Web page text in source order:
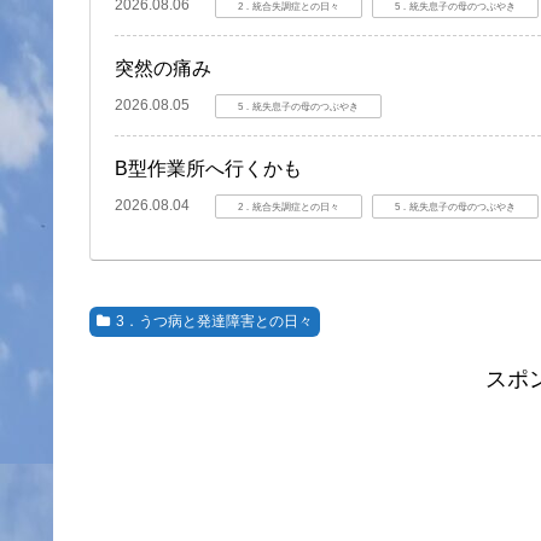
2026.08.06 2．統合失調症との日々 5．統失息子の母のつぶやき
突然の痛み
2026.08.05 5．統失息子の母のつぶやき
B型作業所へ行くかも
2026.08.04 2．統合失調症との日々 5．統失息子の母のつぶやき
3．うつ病と発達障害との日々
スポ